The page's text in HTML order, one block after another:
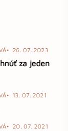
26. 07. 2023
za jeden
13. 07. 2021
20. 07. 2021